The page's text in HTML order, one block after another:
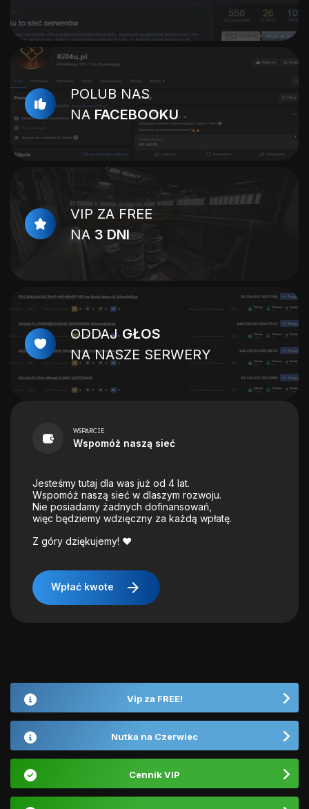
POLUB NAS
NA FACEBOOKU
VIP ZA FREE
NA 3 DNI
ODDAJ GŁOS
NA NASZE SERWERY
WSPARCIE
Wspomóż naszą sieć
Jesteśmy tutaj dla was już od 4 lat.
Wspomóż naszą sieć w dlaszym rozwoju.
Nie posiadamy żadnych dofinansowań,
więc będziemy wdzięczny za każdą wpłatę.
Z góry dziękujemy! ❤️
Wpłać kwote arrow_forward
Vip za FREE!
Nutka na Czerwiec
Cennik VIP